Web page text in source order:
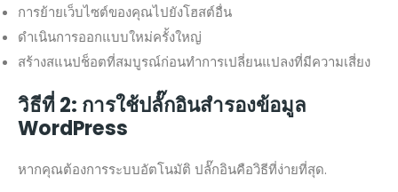
การย้ายเว็บไซต์ของคุณไปยังโฮสต์อื่น
ดำเนินการออกแบบใหม่ครั้งใหญ่
สร้างสแนปช็อตที่สมบูรณ์ก่อนทำการเปลี่ยนแปลงที่มีความเสี่ยง
วิธีที่ 2: การใช้ปลั๊กอินสำรองข้อมูล
WordPress
หากคุณต้องการระบบอัตโนมัติ ปลั๊กอินคือวิธีที่ง่ายที่สุด.